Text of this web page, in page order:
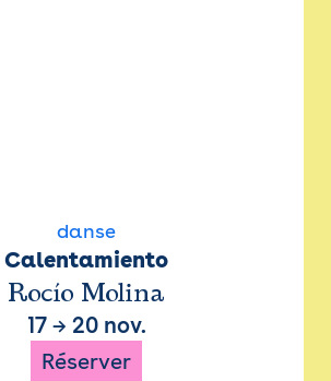
danse
Calentamiento
Rocío Molina
17→ 20 nov.
Réserver